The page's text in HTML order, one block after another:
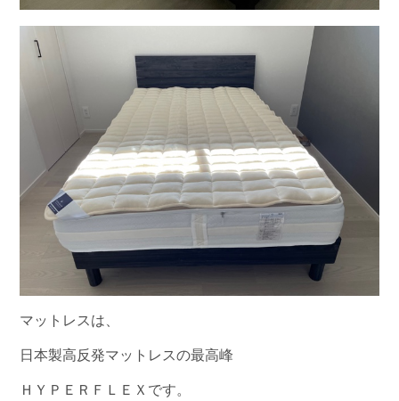
マットレスは、
日本製高反発マットレスの最高峰
ＨＹＰＥＲＦＬＥＸです。